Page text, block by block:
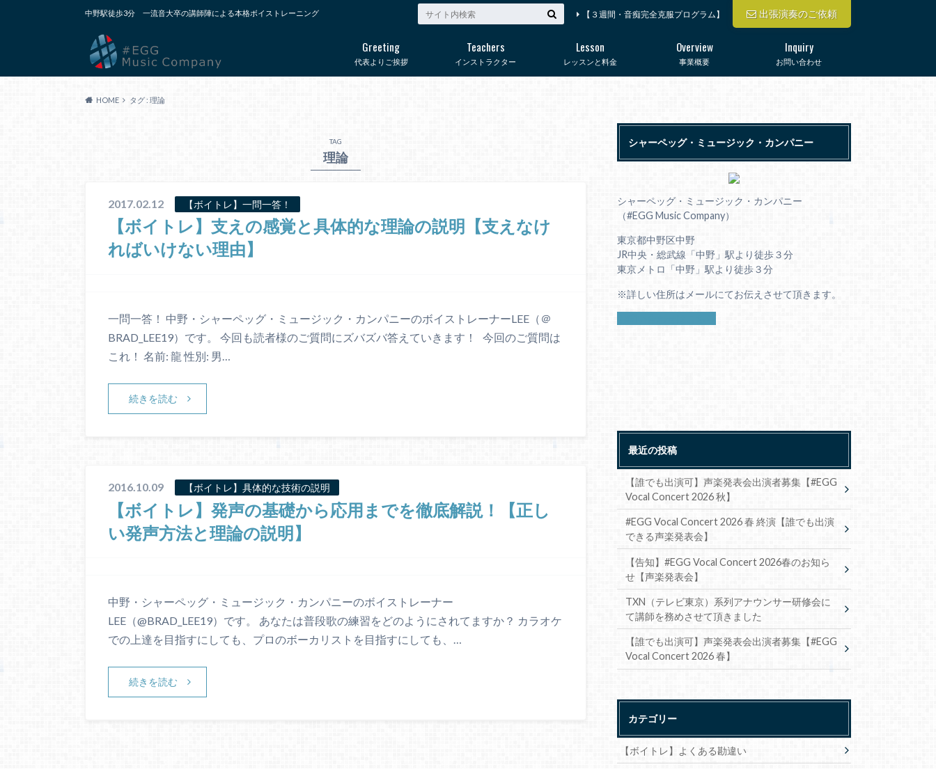
中野駅徒歩3分 一流音大卒の講師陣による本格ボイストレーニング 出張演奏のご依頼
【３週間・音痴完全克服プログラム】
代表よりご挨拶
Greeting
インストラクター
Teachers
レッスンと料金
Lesson
事業概要
Overview
お問い合わせ
Inquiry
HOME タグ : 理論
TAG
理論
2017.02.12 【ボイトレ】一問一答！
【ボイトレ】支えの感覚と具体的な理論の説明【支えなけ
ればいけない理由】
一問一答！ 中野・シャーペッグ・ミュージック・カンパニーのボイストレーナーLEE（＠
BRAD_LEE19）です。 今回も読者様のご質問にズバズバ答えていきます！ 今回のご質問は
これ！ 名前: 龍 性別: 男…
続きを読む
2016.10.09 【ボイトレ】具体的な技術の説明
【ボイトレ】発声の基礎から応用までを徹底解説！【正し
い発声方法と理論の説明】
中野・シャーペッグ・ミュージック・カンパニーのボイストレーナー
LEE（@BRAD_LEE19）です。 あなたは普段歌の練習をどのようにされてますか？ カラオケ
での上達を目指すにしても、プロのボーカリストを目指すにしても、…
続きを読む
シャーペッグ・ミュージック・カンパニー
シャーペッグ・ミュージック・カンパニー
（#EGG Music Company）
東京都中野区中野
JR中央・総武線「中野」駅より徒歩３分
東京メトロ「中野」駅より徒歩３分
※詳しい住所はメールにてお伝えさせて頂きます。
最近の投稿
【誰でも出演可】声楽発表会出演者募集【#EGG
Vocal Concert 2026 秋】
#EGG Vocal Concert 2026 春 終演【誰でも出演
できる声楽発表会】
【告知】#EGG Vocal Concert 2026春のお知ら
せ【声楽発表会】
TXN（テレビ東京）系列アナウンサー研修会に
て講師を務めさせて頂きました
【誰でも出演可】声楽発表会出演者募集【#EGG
Vocal Concert 2026 春】
カテゴリー
【ボイトレ】よくある勘違い